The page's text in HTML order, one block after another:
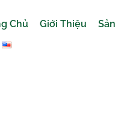
Chủ Giới Thiệu